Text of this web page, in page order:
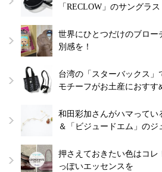
「RECLOW」のサングラ
世界にひとつだけのブロー
別感を！
台湾の「スターバックス
モチーフがお土産におす
和田彩加さんがハマってい
＆「ビジュードエム」の
押さえておきたい色はコレ
っぽいエッセンスを